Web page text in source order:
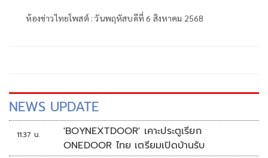
ห้องข่าวไทยโพสต์ : วันพฤหัสบดีที่ 6 สิงหาคม 2568
NEWS UPDATE
11:37 น.
'BOYNEXTDOOR' เคาะประตูเรียก
ONEDOOR ไทย เตรียมเปิดบ้านรับ